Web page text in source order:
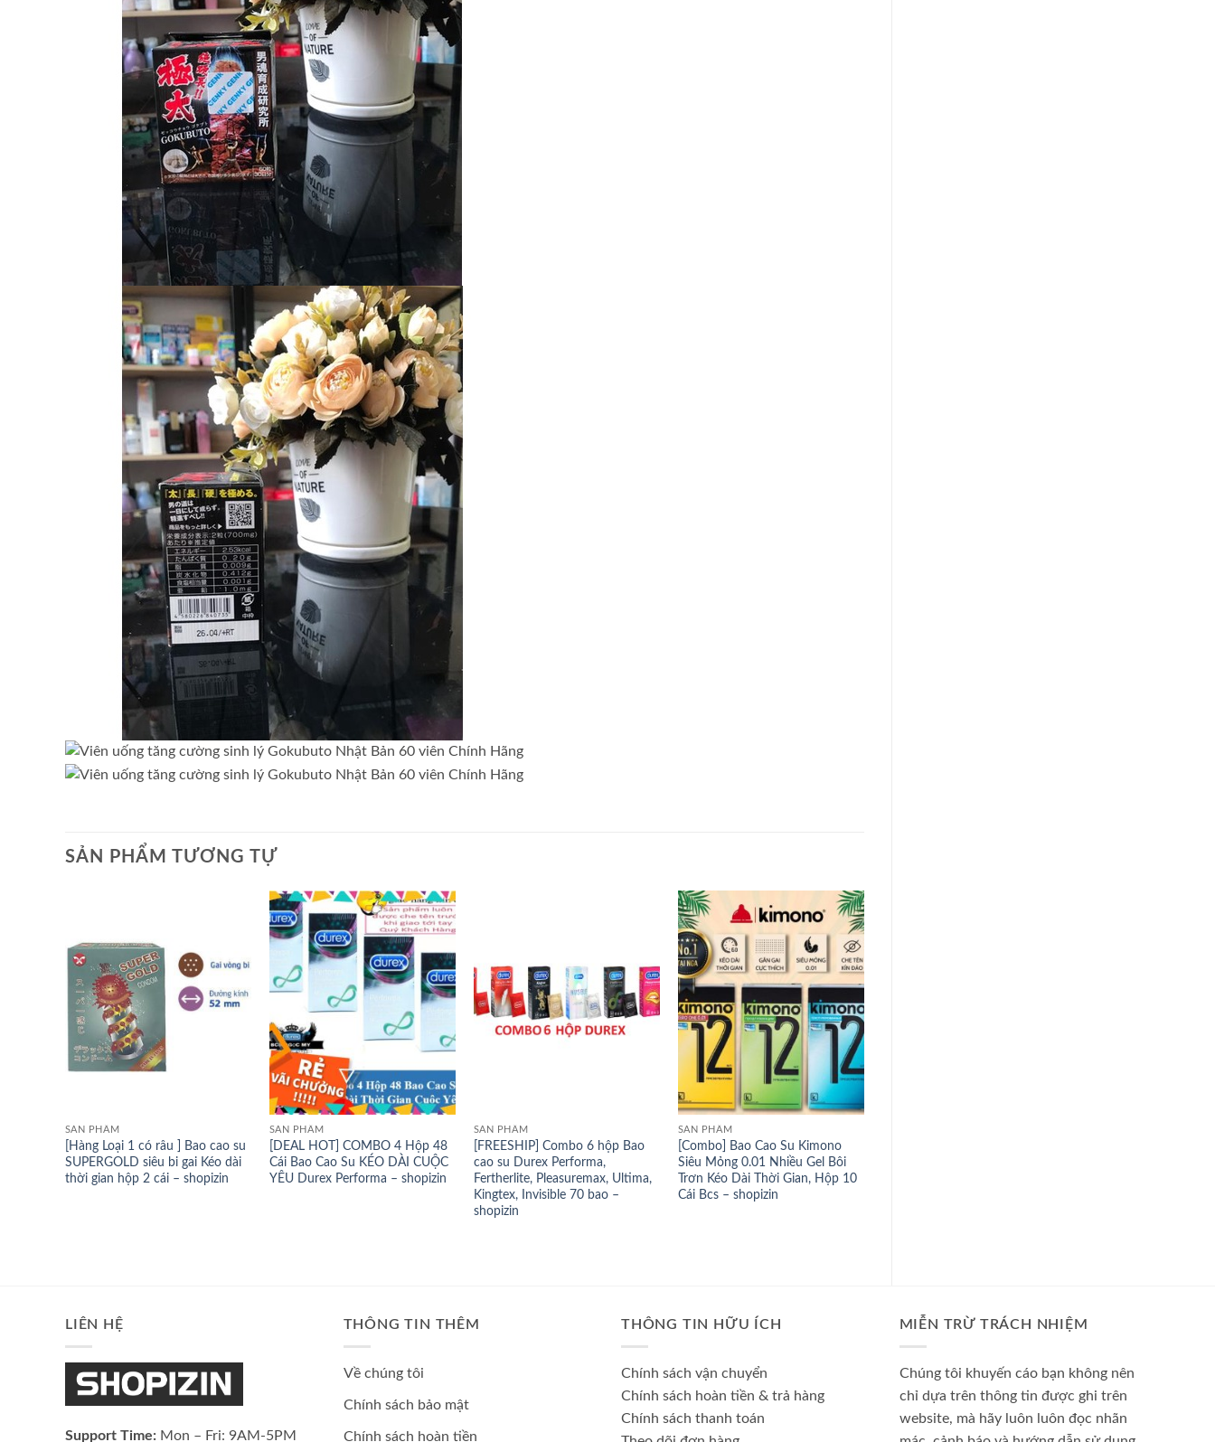
SẢN PHẨM TƯƠNG TỰ
SẢN PHẨM
[Hàng Loại 1 có râu ] Bao cao su
SUPERGOLD siêu bi gai Kéo dài
thời gian hộp 2 cái – shopizin
SẢN PHẨM
[DEAL HOT] COMBO 4 Hộp 48
Cái Bao Cao Su KÉO DÀI CUỘC
YÊU Durex Performa – shopizin
SẢN PHẨM
[FREESHIP] Combo 6 hộp Bao
cao su Durex Performa,
Fertherlite, Pleasuremax, Ultima,
Kingtex, Invisible 70 bao –
shopizin
SẢN PHẨM
[Combo] Bao Cao Su Kimono
Siêu Mỏng 0.01 Nhiều Gel Bôi
Trơn Kéo Dài Thời Gian, Hộp 10
Cái Bcs – shopizin
LIÊN HỆ
Support Time: Mon – Fri: 9AM-5PM
THÔNG TIN THÊM
Về chúng tôi
Chính sách bảo mật
Chính sách hoàn tiền
THÔNG TIN HỮU ÍCH
Chính sách vận chuyển
Chính sách hoàn tiền & trả hàng
Chính sách thanh toán
MIỄN TRỪ TRÁCH NHIỆM
Chúng tôi khuyến cáo bạn không nên
chỉ dựa trên thông tin được ghi trên
website, mà hãy luôn luôn đọc nhãn